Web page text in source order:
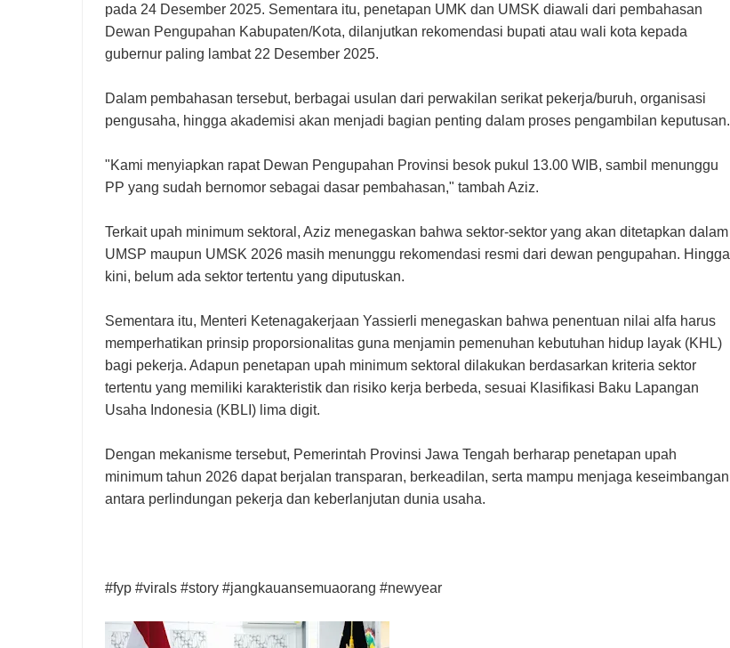
pada 24 Desember 2025. Sementara itu, penetapan UMK dan UMSK diawali dari pembahasan
Dewan Pengupahan Kabupaten/Kota, dilanjutkan rekomendasi bupati atau wali kota kepada
gubernur paling lambat 22 Desember 2025.
Dalam pembahasan tersebut, berbagai usulan dari perwakilan serikat pekerja/buruh, organisasi
pengusaha, hingga akademisi akan menjadi bagian penting dalam proses pengambilan keputusan.
"Kami menyiapkan rapat Dewan Pengupahan Provinsi besok pukul 13.00 WIB, sambil menunggu
PP yang sudah bernomor sebagai dasar pembahasan," tambah Aziz.
Terkait upah minimum sektoral, Aziz menegaskan bahwa sektor-sektor yang akan ditetapkan dalam
UMSP maupun UMSK 2026 masih menunggu rekomendasi resmi dari dewan pengupahan. Hingga
kini, belum ada sektor tertentu yang diputuskan.
Sementara itu, Menteri Ketenagakerjaan Yassierli menegaskan bahwa penentuan nilai alfa harus
memperhatikan prinsip proporsionalitas guna menjamin pemenuhan kebutuhan hidup layak (KHL)
bagi pekerja. Adapun penetapan upah minimum sektoral dilakukan berdasarkan kriteria sektor
tertentu yang memiliki karakteristik dan risiko kerja berbeda, sesuai Klasifikasi Baku Lapangan
Usaha Indonesia (KBLI) lima digit.
Dengan mekanisme tersebut, Pemerintah Provinsi Jawa Tengah berharap penetapan upah
minimum tahun 2026 dapat berjalan transparan, berkeadilan, serta mampu menjaga keseimbangan
antara perlindungan pekerja dan keberlanjutan dunia usaha.
#fyp #virals #story #jangkauansemuaorang #newyear